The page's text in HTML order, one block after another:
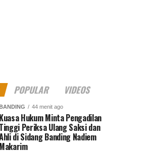
POPULAR VIDEOS
44 menit ago
Kuasa Hukum Minta Pengadilan
Tinggi Periksa Ulang Saksi dan
di Sidang Banding Nadiem
Makarim